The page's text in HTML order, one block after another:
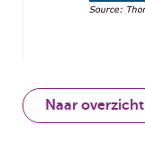
Naar overzicht